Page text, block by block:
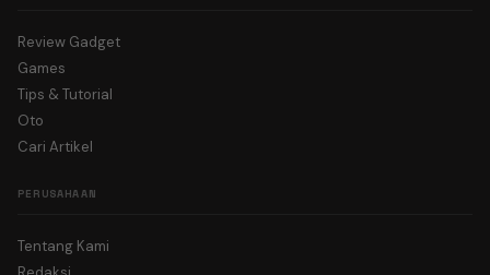
Review Gadget
Games
Tips & Tutorial
Oto
Cari Artikel
PERUSAHAAN
Tentang Kami